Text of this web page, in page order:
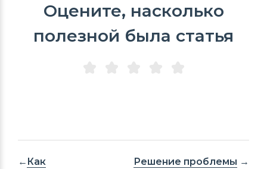
Оцените, насколько
полезной была статья
Как
Решение проблемы